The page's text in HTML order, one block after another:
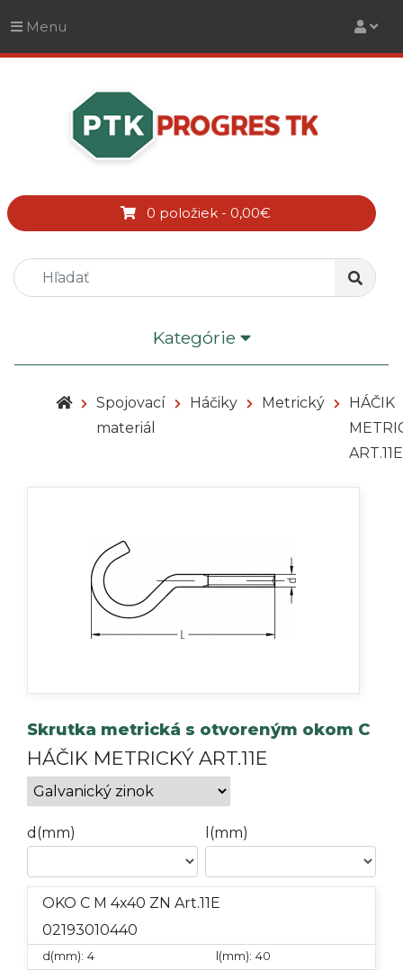
Menu
0 položiek - 0,00€
Kategórie
Spojovací
materiál
Háčiky Metrický
HÁČIK
ART.11E
Skrutka metrická s otvoreným okom C
HÁČIK METRICKÝ ART.11E
d(mm) l(mm)
OKO C M 4x40 ZN Art.11E
02193010440
d(mm): 4 l(mm): 40